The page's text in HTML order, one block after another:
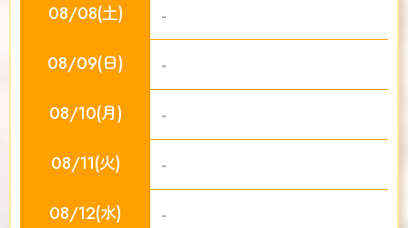
08/08(土) -
08/09(日) -
08/10(月) -
08/11(火) -
08/12(水) -